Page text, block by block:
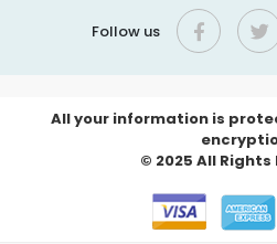
Follow us
All your information is
© 2025 All Rights